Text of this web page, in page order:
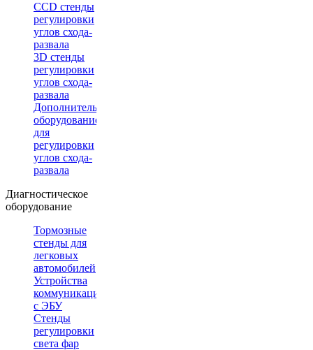
CCD стенды
регулировки
углов схода-
развала
3D стенды
регулировки
углов схода-
развала
Дополнительное
оборудование
для
регулировки
углов схода-
развала
Диагностическое
оборудование
Тормозные
стенды для
легковых
автомобилей
Устройства
коммуникации
с ЭБУ
Стенды
регулировки
света фар